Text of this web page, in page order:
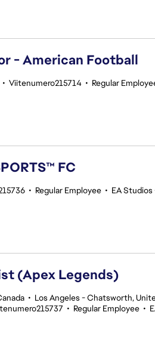
- American Football
• Viitenumero215714 • Regular
FC
• Regular Employee • EA Studios
(Apex Legends)
• Los Angeles - Chatsworth,
• Regular Employee •